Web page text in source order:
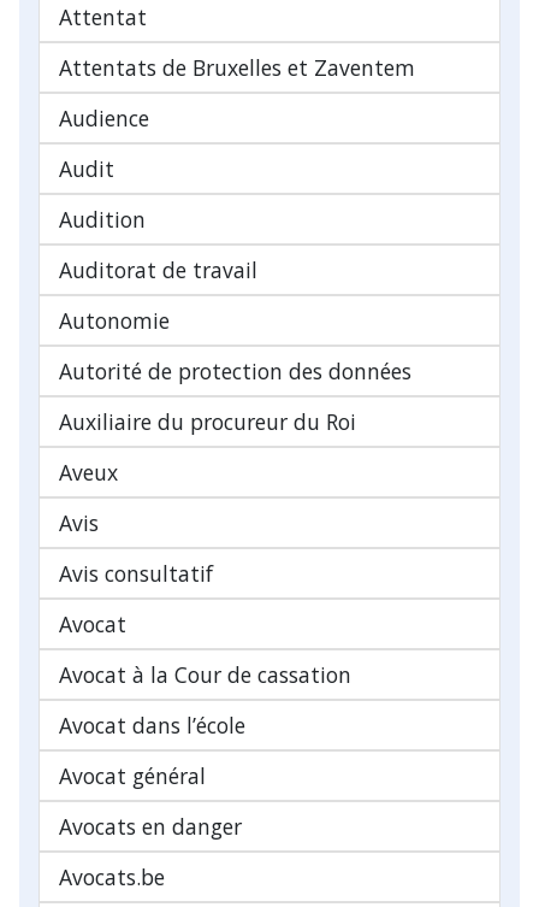
Attentat
Attentats de Bruxelles et Zaventem
Audience
Audit
Audition
Auditorat de travail
Autonomie
Autorité de protection des données
Auxiliaire du procureur du Roi
Aveux
Avis
Avis consultatif
Avocat
Avocat à la Cour de cassation
Avocat dans l’école
Avocat général
Avocats en danger
Avocats.be